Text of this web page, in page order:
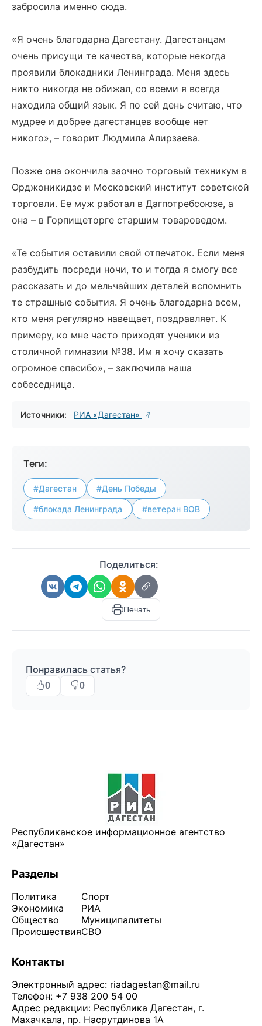
забросила именно сюда.
«Я очень благодарна Дагестану. Дагестанцам
очень присущи те качества, которые некогда
проявили блокадники Ленинграда. Меня здесь
никто никогда не обижал, со всеми я всегда
находила общий язык. Я по сей день считаю, что
мудрее и добрее дагестанцев вообще нет
никого», – говорит Людмила Алирзаева.
Позже она окончила заочно торговый техникум в
Орджоникидзе и Московский институт советской
торговли. Ее муж работал в Дагпотребсоюзе, а
она – в Горпищеторге старшим товароведом.
«Те события оставили свой отпечаток. Если меня
разбудить посреди ночи, то и тогда я смогу все
рассказать и до мельчайших деталей вспомнить
те страшные события. Я очень благодарна всем,
кто меня регулярно навещает, поздравляет. К
примеру, ко мне часто приходят ученики из
столичной гимназии №38. Им я хочу сказать
огромное спасибо», – заключила наша
собеседница.
Источники: РИА «Дагестан»
Теги:
#Дагестан #День Победы
#блокада Ленинграда #ветеран ВОВ
Поделиться:
Печать
Понравилась статья?
0 0
Республиканское информационное агентство
«Дагестан»
Разделы
Политика
Экономика
Общество
Происшествия
Спорт
РИА
Муниципалитеты
СВО
Контакты
Электронный адрес: riadagestan@mail.ru
Телефон: +7 938 200 54 00
Адрес редакции: Республика Дагестан, г.
Махачкала, пр. Насрутдинова 1А